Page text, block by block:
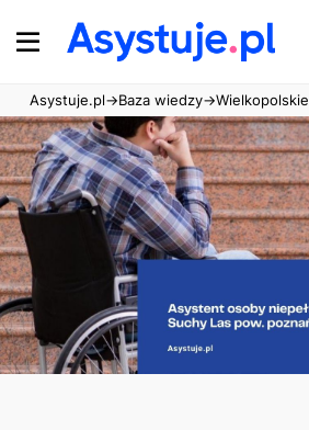
Asystuje.pl→Baza wiedzy→Wielkopolskie